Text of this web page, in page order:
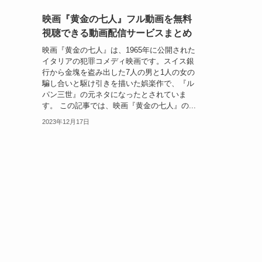
映画『黄金の七人』フル動画を無料
視聴できる動画配信サービスまとめ
映画『黄金の七人』は、1965年に公開された
イタリアの犯罪コメディ映画です。スイス銀
行から金塊を盗み出した7人の男と1人の女の
騙し合いと駆け引きを描いた娯楽作で、『ル
パン三世』の元ネタになったとされていま
す。 この記事では、映画『黄金の七人』の...
2023年12月17日